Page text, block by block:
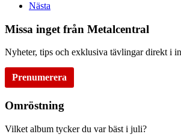
Nästa
Missa inget från Metalcentral
Nyheter, tips och exklusiva tävlingar direkt i
Prenumerera
Omröstning
Vilket album tycker du var bäst i juli?